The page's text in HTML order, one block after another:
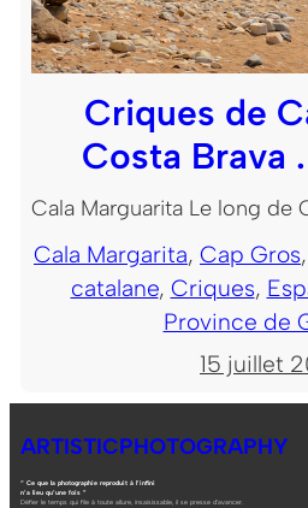
Criques de
Costa Brava
Cala Marguarita Le long de
Cala Margarita, Cap Gros,
catalane, Criques,
Province de
15 juillet
ARTISTICPHOTOGRAPHY
“ Ce que la photographie reproduit à l’infini
n’a lieu qu’une fois ”
Défier le temps qui file à toute allure, insaisissable, il se presse d’avancer.